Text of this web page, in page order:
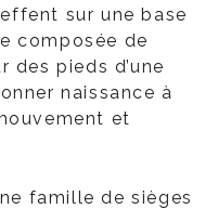
sur une base
composée de
des pieds d’une
naissance à
et
famille de sièges